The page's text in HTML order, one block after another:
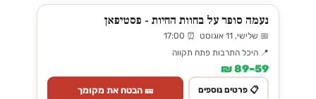
נעמה סופר על בחוות החיות - פסטיפאן
📅 שלישי, 11 אוגוסט ⏰ 17:00
📍 היכל התרבות פתח תקווה
59–89 ₪
📋 פרטים נוספים 🎫 הבטח את מקומך